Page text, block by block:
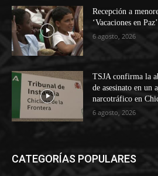
Recepción a
‘Vacaciones en
6 agosto, 2026
TSJA confirma la
de asesinato en un
narcotráfico en
6 agosto, 2026
CATEGORÍAS POPULARES